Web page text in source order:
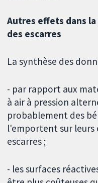
Autres effets dans
des escarres
La synthèse des
- par rapport aux
à air à pression
probablement des
l'emportent sur leurs
escarres ;
- les surfaces